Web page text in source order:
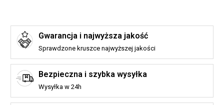
Gwarancja i najwyższa jakość
Sprawdzone kruszce najwyższej jakości
Bezpieczna i szybka wysyłka
Wysyłka w 24h